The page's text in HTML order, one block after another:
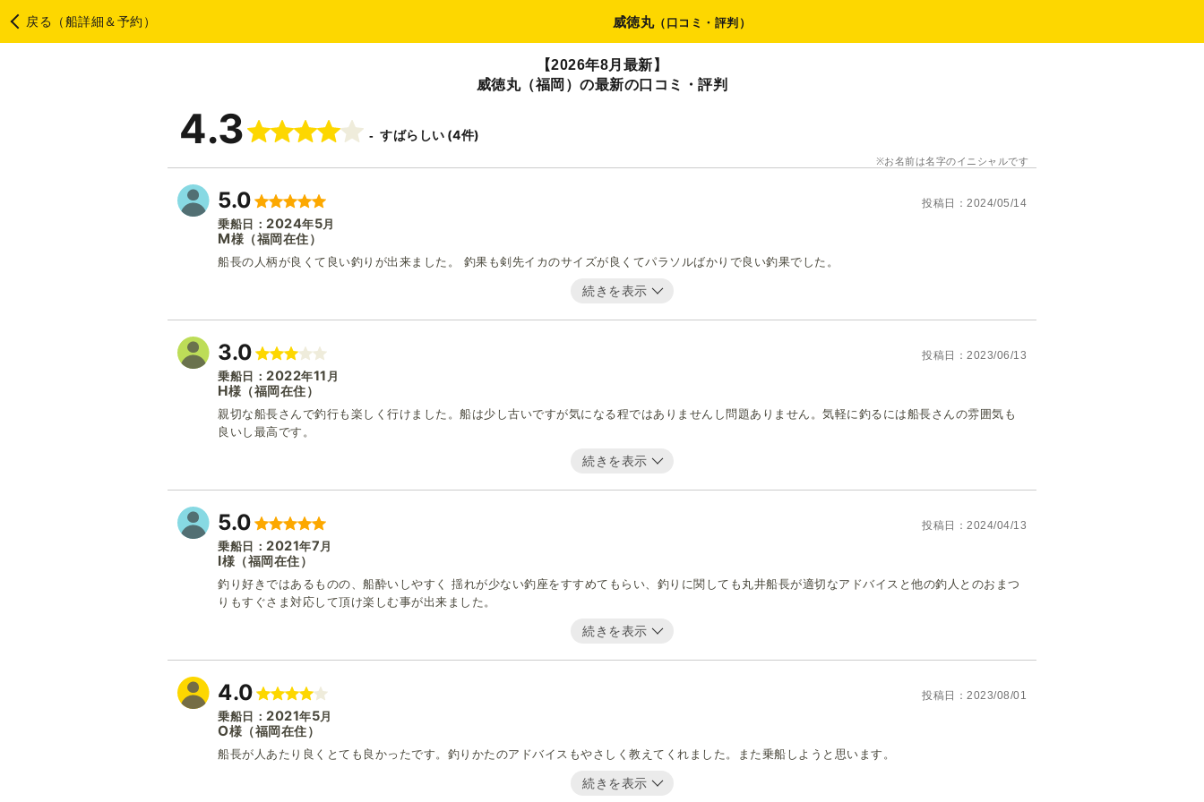
戻る（船詳細＆予約） 威徳丸（口コミ・評判）
【2026年8月最新】
威徳丸（福岡）の最新の口コミ・評判
4.3 すばらしい (4件)
お名前は名字のイニシャルです
5.0 投稿日 2024/05/14
乗船日： 2024年5月
M様 （福岡在住）
船長の人柄が良くて良い釣りが出来ました。 釣果も剣先イカのサイズが良くてパラソルばかりで良い釣果でした。
続きを表示
3.0 投稿日 2023/06/13
乗船日： 2022年11 月
H様 （福岡在住）
親切な船長さんで釣行も楽しく行けました。船は少し古いですが気になる程ではありませんし問題ありません。気軽に釣るには船長さんの雰囲気も
良いし最高です。
続きを表示
5.0 投稿日 2024/04/13
乗船日： 2021年7 月
I様 （福岡在住）
釣り好きではあるものの、船酔いしやすく 揺れが少ない釣座をすすめてもらい、釣りに関しても丸井船長が適切なアドバイスと他の釣人とのおまつ
りもすぐさま対応して頂け楽しむ事が出来ました。
続きを表示
4.0 投稿日 2023/08/01
乗船日： 2021年5月
O様 （福岡在住）
船長が人あたり良くとても良かったです。釣りかたのアドバイスもやさしく教えてくれました。また乗船しようと思います。
続きを表示